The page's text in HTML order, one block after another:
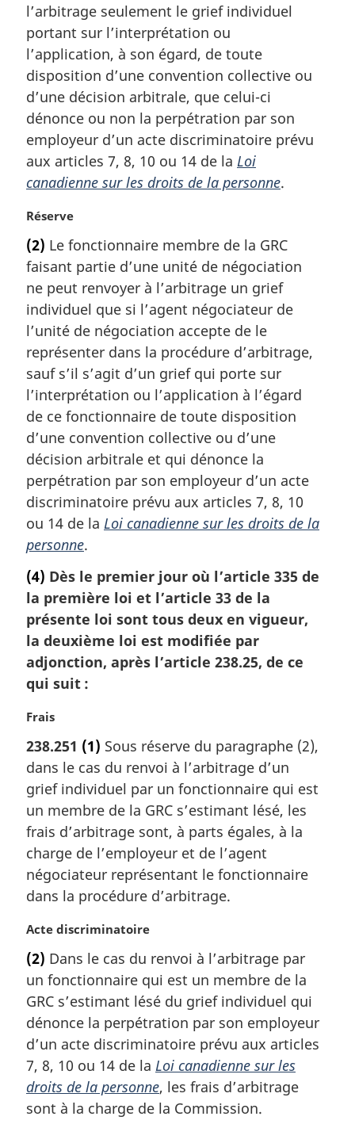
g
i
n
a
e
:
l’arbitrage seulement le grief individuel
portant sur l’interprétation ou
l’application, à son égard, de toute
disposition d’une convention collective ou
d’une décision arbitrale, que celui-ci
dénonce ou non la perpétration par son
employeur d’un acte discriminatoire prévu
aux articles 7, 8, 10 ou 14 de la Loi
canadienne sur les droits de la personne.
N
t
e
m
a
g
i
n
a
e
:
Réserve
(2) Le fonctionnaire membre de la GRC
faisant partie d’une unité de négociation
ne peut renvoyer à l’arbitrage un grief
individuel que si l’agent négociateur de
l’unité de négociation accepte de le
représenter dans la procédure d’arbitrage,
sauf s’il s’agit d’un grief qui porte sur
l’interprétation ou l’application à l’égard
de ce fonctionnaire de toute disposition
d’une convention collective ou d’une
décision arbitrale et qui dénonce la
perpétration par son employeur d’un acte
discriminatoire prévu aux articles 7, 8, 10
ou 14 de la Loi canadienne sur les droits de la
personne.
(4) Dès le premier jour où l’article 335 de
la première loi et l’article 33 de la
présente loi sont tous deux en vigueur,
la deuxième loi est modifiée par
adjonction, après l’article 238.25, de ce
qui suit :
N
t
e
m
a
g
i
n
a
e
Frais
238.251 (1) Sous réserve du paragraphe (2),
dans le cas du renvoi à l’arbitrage d’un
grief individuel par un fonctionnaire qui est
un membre de la GRC s’estimant lésé, les
frais d’arbitrage sont, à parts égales, à la
charge de l’employeur et de l’agent
négociateur représentant le fonctionnaire
dans la procédure d’arbitrage.
N
t
e
m
a
g
i
n
a
Acte discriminatoire
(2) Dans le cas du renvoi à l’arbitrage par
un fonctionnaire qui est un membre de la
GRC s’estimant lésé du grief individuel qui
dénonce la perpétration par son employeur
d’un acte discriminatoire prévu aux articles
7, 8, 10 ou 14 de la Loi canadienne sur les
droits de la personne, les frais d’arbitrage
sont à la charge de la Commission.